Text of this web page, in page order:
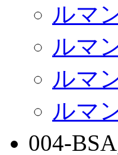
ルマ
ルマ
ルマ
ルマ
004-